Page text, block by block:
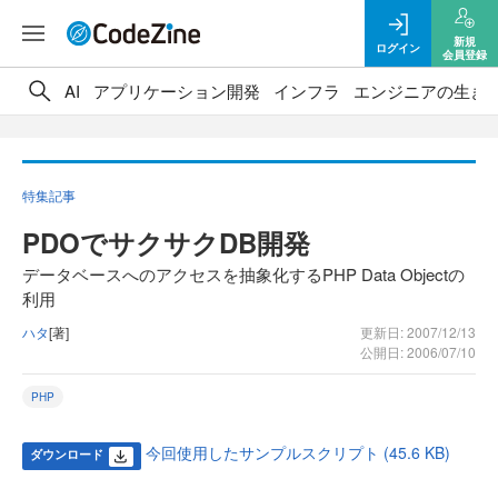
ログイン
新規
会員登録
AI アプリケーション開発 インフラ エンジニアの生き
特集記事
PDOでサクサクDB開発
データベースへのアクセスを抽象化するPHP Data Objectの
利用
ハタ[著]
更新日: 2007/12/13
公開日: 2006/07/10
PHP
ダウンロード 今回使用したサンプルスクリプト (45.6 KB)